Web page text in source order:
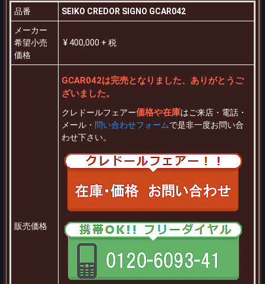
品番
SEIKO CREDOR SIGNO GCAR042
メーカー
希望小売
価格
¥ 400,000 + 税
販売価格
GCAR042は完売となりました、ありがとうご
ざいました。
クレドールフェアー価格や在庫はご来店・電話・
メール・ 問い合わせフォームで是非一度お問い合
わせ下さい。